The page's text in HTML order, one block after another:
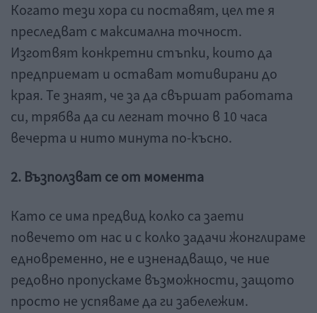
Когато тези хора си поставят, цел те я
преследват с максимална точност.
Изготвят конкретни стъпки, които да
предприемат и остават мотивирани до
края. Те знаят, че за да свършат работата
си, трябва да си легнат точно в 10 часа
вечерта и нито минута по-късно.
2. Възползват се от момента
Като се има предвид колко са заети
повечето от нас и с колко задачи жонглираме
едновременно, не е изненадващо, че ние
редовно пропускаме възможности, защото
просто не успяваме да ги забележим.